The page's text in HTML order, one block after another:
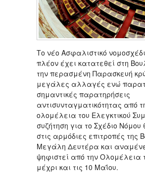
Το νέο Ασφαλιστικό
πλέον έχει κατατεθεί στη
την περασμένη Παρασκευή
μεγάλες αλλαγές ενώ
σημαντικές παρατηρήσεις
αντισυνταγματικότητας από
ολομέλεια του Ελεγκτικού
συζήτηση για το Σχέδιο Νόμου
στις αρμόδιες επιτροπές της
Μεγάλη Δευτέρα και
ψηφιστεί από την Ολομέλεια
μέχρι και τις 10 Μαΐου.